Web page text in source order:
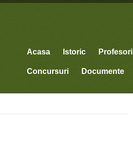
Acasa Istoric Profesori
Concursuri Documente